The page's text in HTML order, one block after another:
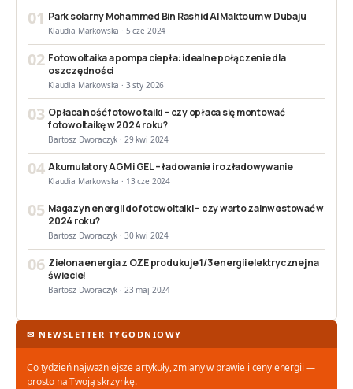
01 Park solarny Mohammed Bin Rashid Al Maktoum w Dubaju
Klaudia Markowska · 5 cze 2024
02 Fotowoltaika a pompa ciepła: idealne połączenie dla
oszczędności
Klaudia Markowska · 3 sty 2026
03 Opłacalność fotowoltaiki – czy opłaca się montować
fotowoltaikę w 2024 roku?
Bartosz Dworaczyk · 29 kwi 2024
04 Akumulatory AGM i GEL – ładowanie i rozładowywanie
Klaudia Markowska · 13 cze 2024
05 Magazyn energii do fotowoltaiki – czy warto zainwestować w
2024 roku?
Bartosz Dworaczyk · 30 kwi 2024
06 Zielona energia z OZE produkuje 1/3 energii elektrycznej na
świecie!
Bartosz Dworaczyk · 23 maj 2024
✉ NEWSLETTER TYGODNIOWY
Co tydzień najważniejsze artykuły, zmiany w prawie i ceny energii —
prosto na Twoją skrzynkę.